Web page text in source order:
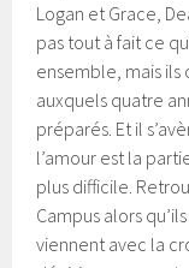
Logan et Grace,
pas tout à fait ce
ensemble, mais
auxquels quatre
préparés. Et il
l’amour est la
plus difficile.
Campus alors
viennent avec la